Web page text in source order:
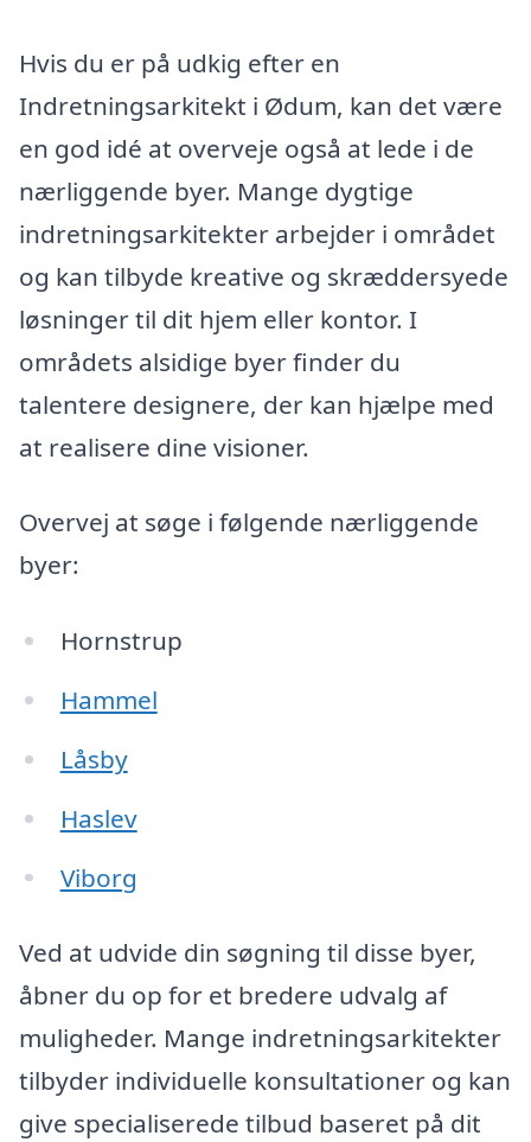
Hvis du er på udkig efter en
Indretningsarkitekt i Ødum, kan det være
en god idé at overveje også at lede i de
nærliggende byer. Mange dygtige
indretningsarkitekter arbejder i området
og kan tilbyde kreative og skræddersyede
løsninger til dit hjem eller kontor. I
områdets alsidige byer finder du
talentere designere, der kan hjælpe med
at realisere dine visioner.
Overvej at søge i følgende nærliggende
byer:
Hornstrup
Hammel
Låsby
Haslev
Viborg
Ved at udvide din søgning til disse byer,
åbner du op for et bredere udvalg af
muligheder. Mange indretningsarkitekter
tilbyder individuelle konsultationer og kan
give specialiserede tilbud baseret på dit